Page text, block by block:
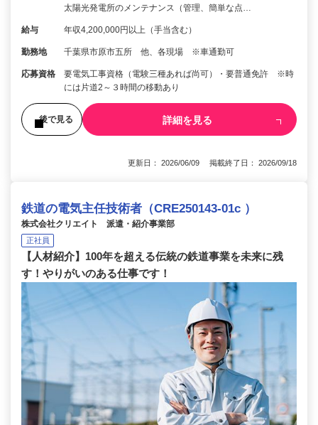
太陽光発電所のメンテナンス（管理、簡単な点…
給与 年収4,200,000円以上（手当含む）
勤務地 千葉県市原市五所 他、各現場 ※車通勤可
応募資格
要電気工事資格（電験三種あれば尚可）・要普通免許 ※時
には片道2～３時間の移動あり
後で見る 詳細を見る
更新日： 2026/06/09 掲載終了日： 2026/09/18
鉄道の電気主任技術者（CRE250143-01c ）
株式会社クリエイト 派遣・紹介事業部
正社員
【人材紹介】100年を超える伝統の鉄道事業を未来に残
す！やりがいのある仕事です！